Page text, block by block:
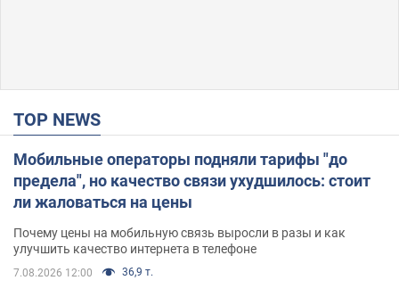
TOP NEWS
Мобильные операторы подняли тарифы "до
предела", но качество связи ухудшилось: стоит
ли жаловаться на цены
Почему цены на мобильную связь выросли в разы и как
улучшить качество интернета в телефоне
7.08.2026 12:00 36,9 т.